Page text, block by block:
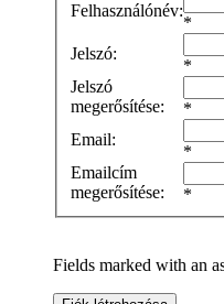
Felhasználónév:
*
Jelszó:
*
Jelszó
megerősítése:
*
Email:
*
Emailcím
megerősítése:
*
Fields marked with an